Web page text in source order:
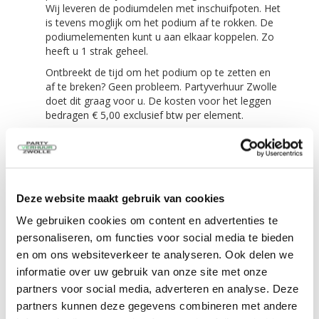
Deze website maakt gebruik van cookies
We gebruiken cookies om content en advertenties te
personaliseren, om functies voor social media te bieden
en om ons websiteverkeer te analyseren. Ook delen we
informatie over uw gebruik van onze site met onze
partners voor social media, adverteren en analyse. Deze
partners kunnen deze gegevens combineren met andere
Wij leveren de podiumdelen met inschuifpoten. Het
is tevens moglijk om het podium af te rokken. De
podiumelementen kunt u aan elkaar koppelen. Zo
heeft u 1 strak geheel.
Ontbreekt de tijd om het podium op te zetten en
af te breken? Geen probleem. Partyverhuur Zwolle
doet dit graag voor u. De kosten voor het leggen
bedragen € 5,00 exclusief btw per element.
Onze podiumdelen worden vaak ingezet
tuinfeesten
tentfeesten
festivals
evenementen
Zelf ophalen / bezorgen: